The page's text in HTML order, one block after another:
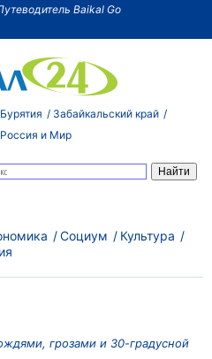
Baikal Go
Забайкальский край
Россия и Мир
грозами и 30-градусной
Социум
Культура